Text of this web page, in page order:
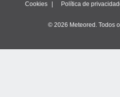
Cookies Política de
© 2026 Meteored. Todos